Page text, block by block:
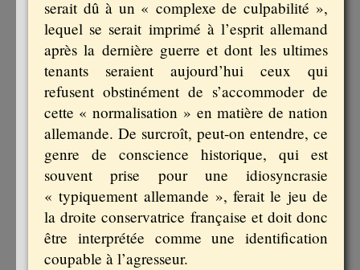
serait dû à un « complexe de culpabilité »,
lequel se serait imprimé à l’esprit allemand
après la dernière guerre et dont les ultimes
tenants seraient aujourd’hui ceux qui
refusent obstinément de s’accommoder de
cette « normalisation » en matière de nation
allemande. De surcroît, peut-on entendre, ce
genre de conscience historique, qui est
souvent prise pour une idiosyncrasie
« typiquement allemande », ferait le jeu de
la droite conservatrice française et doit donc
être interprétée comme une identification
coupable à l’agresseur.